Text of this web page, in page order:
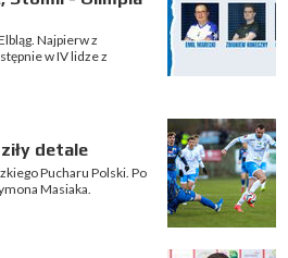
Najpierw z
w IV lidze z
detale
Pucharu Polski. Po
Masiaka.